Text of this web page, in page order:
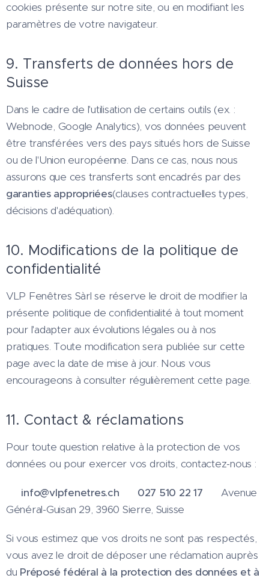
cookies présente sur notre site, ou en modifiant les
paramètres de votre navigateur.
9. Transferts de données hors de
Suisse
Dans le cadre de l'utilisation de certains outils (ex. :
Webnode, Google Analytics), vos données peuvent
être transférées vers des pays situés hors de Suisse
ou de l'Union européenne. Dans ce cas, nous nous
assurons que ces transferts sont encadrés par des
garanties appropriées(clauses contractuelles types,
décisions d'adéquation).
10. Modifications de la politique de
confidentialité
VLP Fenêtres Sàrl se réserve le droit de modifier la
présente politique de confidentialité à tout moment
pour l'adapter aux évolutions légales ou à nos
pratiques. Toute modification sera publiée sur cette
page avec la date de mise à jour. Nous vous
encourageons à consulter régulièrement cette page.
11. Contact & réclamations
Pour toute question relative à la protection de vos
données ou pour exercer vos droits, contactez-nous :
info@vlpfenetres.ch 027 510 22 17 📍 Avenue
Général-Guisan 29, 3960 Sierre, Suisse
Si vous estimez que vos droits ne sont pas respectés,
vous avez le droit de déposer une réclamation auprès
du Préposé fédéral à la protection des données et à